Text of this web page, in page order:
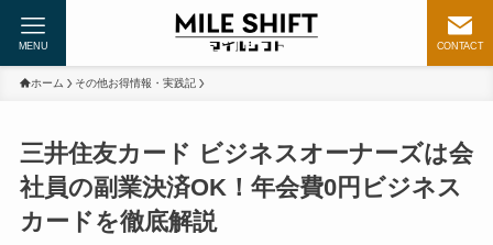
CONTACT
MENU
ホーム その他お得情報・実践記
三井住友カード ビジネスオーナーズは会
社員の副業決済OK！年会費0円ビジネス
カードを徹底解説